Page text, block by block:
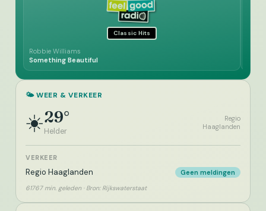
Classic Hits
Robbie Williams
Something Beautiful
🌤️ WEER & VERKEER
☀️29°
Helder
Regio
Haaglanden
VERKEER
Regio Haaglanden Geen meldingen
61767 min. geleden · Bron: Rijkswaterstaat